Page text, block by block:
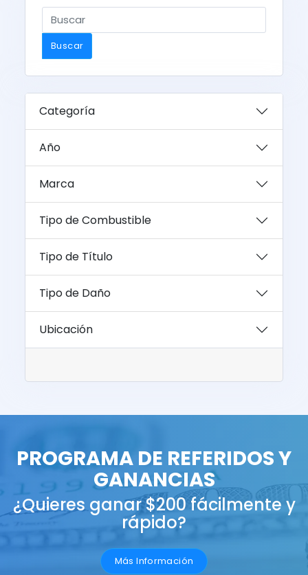
Buscar
Categoría
Año
Marca
Tipo de Combustible
Tipo de Título
Tipo de Daño
Ubicación
PROGRAMA DE REFERIDOS Y
GANANCIAS
¿Quieres ganar $200 fácilmente y
rápido?
Más Información